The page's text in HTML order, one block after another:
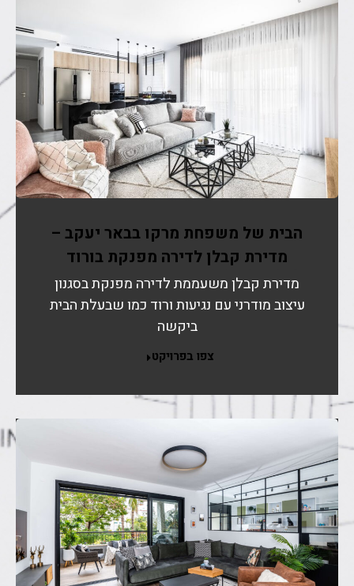
הבית של משפחת מרקו בבאר יעקב –
מדירת קבלן לדירה מפנקת בורוד
מדירת קבלן משעממת לדירה מפנקת בסגנון
עיצוב מודרני עם נגיעות ורוד כמו שבעלת הבית
ביקשה
צפו בפרויקט